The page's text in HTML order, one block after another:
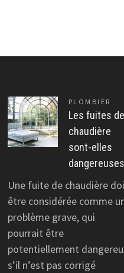
PLOMBIER
Les fuites de
chaudière
sont-elles
Une fuite de chaudière
être considérée comme
problème grave, qui
pourrait être
potentiellement
s’il n’est pas corrigé